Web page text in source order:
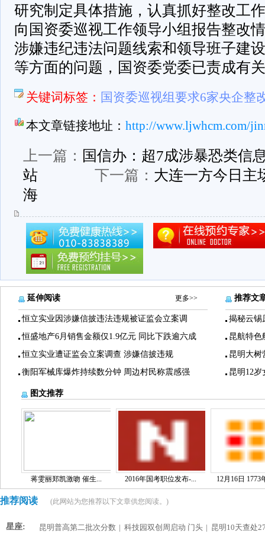
研究制定具体措施，认真抓好整改工
向国资委巡视工作领导小组报告整改
涉嫌违纪违法问题线索和领导班子建
等方面的问题，国资委党委已责成有
关键词标签： 国资委巡视组要求6家央企整
本文章链接地址： http://www.ljwhcm.com/
上一篇： 国信办：超7成涉暴恐类信
站
下一篇： 大连一方今日主
海
延伸阅读 更多>>
恒立实业因涉嫌信披违法违规被证监会立案调
恒盛地产6月销售金额仅1.9亿元 同比下跌逾六成
恒立实业遭证监会立案调查 涉嫌信披违规
衡阳军械库爆炸持续数分钟 周边村民称震感强
推荐文
揭秘云锡
昆航特色
昆明大树
昆明12
图文推荐
蒋雯丽郑凯激吻 催生... 2016年国考职位发布-... 12月16日 1773
推荐阅读 (此网站为您推荐以下文章供您阅读。)
星座: 昆明普高第二批次分数 | 科技园双创周启动 门头 | 昆明10天查处